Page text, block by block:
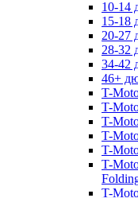
10-14
15-18
20-27
28-32
34-42
46+
T-
T-
T-
T-
T-
T-
T-